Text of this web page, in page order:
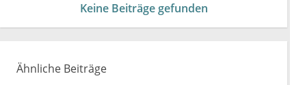
Keine Beiträge gefunden
Ähnliche Beiträge